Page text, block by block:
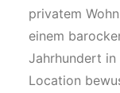
privatem
einem
Jahrhundert in
Location